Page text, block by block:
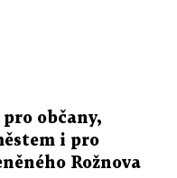
občany,
i pro
Rožnova